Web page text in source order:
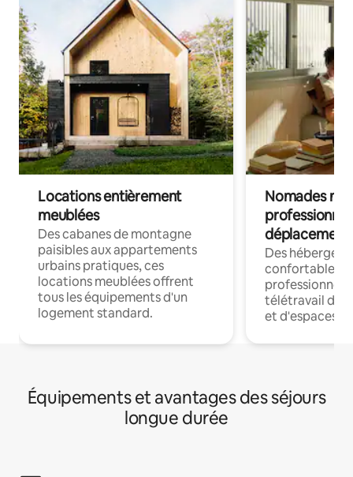
Locations entièrement
meublées
Des cabanes de montagne
paisibles aux appartements
urbains pratiques, ces
locations meublées offrent
tous les équipements d'un
logement standard.
Nomades
déplacement
Des
confortables
professionnels
télétravail
et d'espaces
Équipements et avantages des séjours
longue durée